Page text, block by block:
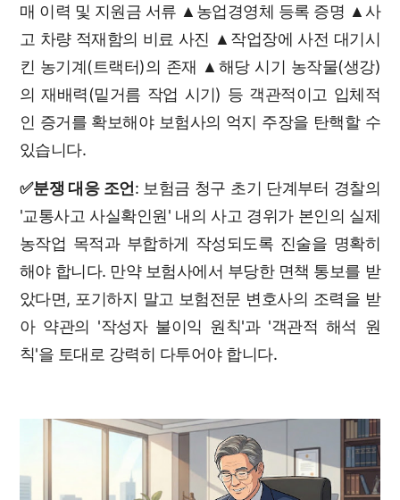
매 이력 및 지원금 서류 ▲농업경영체 등록 증명 ▲사
고 차량 적재함의 비료 사진 ▲작업장에 사전 대기시
킨 농기계(트랙터)의 존재 ▲해당 시기 농작물(생강)
의 재배력(밑거름 작업 시기) 등 객관적이고 입체적
인 증거를 확보해야 보험사의 억지 주장을 탄핵할 수
있습니다.
✅분쟁 대응 조언 : 보험금 청구 초기 단계부터 경찰의
'교통사고 사실확인원' 내의 사고 경위가 본인의 실제
농작업 목적과 부합하게 작성되도록 진술을 명확히
해야 합니다. 만약 보험사에서 부당한 면책 통보를 받
았다면, 포기하지 말고 보험전문 변호사의 조력을 받
아 약관의 '작성자 불이익 원칙'과 '객관적 해석 원
칙'을 토대로 강력히 다투어야 합니다.